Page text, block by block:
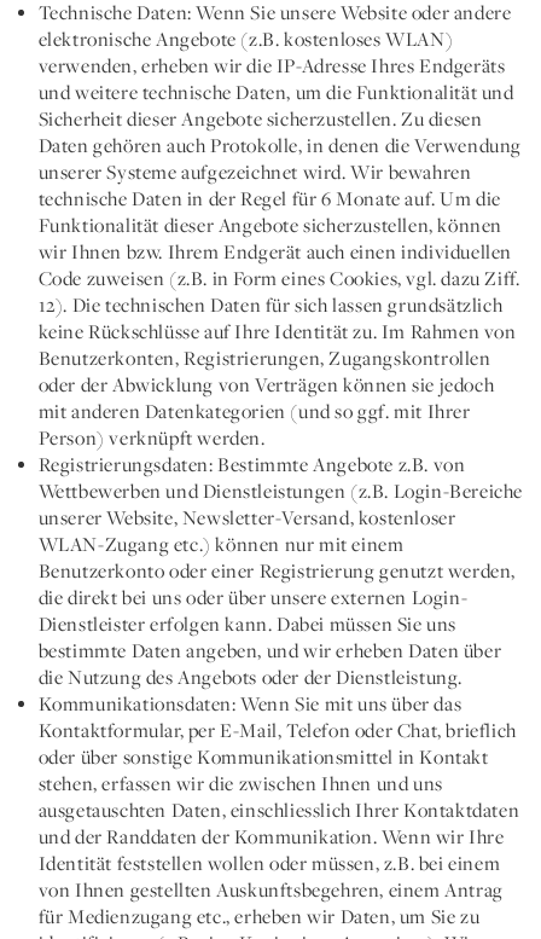
Technische Daten: Wenn Sie unsere Website oder andere
elektronische Angebote (z.B. kostenloses WLAN)
verwenden, erheben wir die IP-Adresse Ihres Endgeräts
und weitere technische Daten, um die Funktionalität und
Sicherheit dieser Angebote sicherzustellen. Zu diesen
Daten gehören auch Protokolle, in denen die Verwendung
unserer Systeme aufgezeichnet wird. Wir bewahren
technische Daten in der Regel für 6 Monate auf. Um die
Funktionalität dieser Angebote sicherzustellen, können
wir Ihnen bzw. Ihrem Endgerät auch einen individuellen
Code zuweisen (z.B. in Form eines Cookies, vgl. dazu Ziff.
12). Die technischen Daten für sich lassen grundsätzlich
keine Rückschlüsse auf Ihre Identität zu. Im Rahmen von
Benutzerkonten, Registrierungen, Zugangskontrollen
oder der Abwicklung von Verträgen können sie jedoch
mit anderen Datenkategorien (und so ggf. mit Ihrer
Person) verknüpft werden.
Registrierungsdaten: Bestimmte Angebote z.B. von
Wettbewerben und Dienstleistungen (z.B. Login-Bereiche
unserer Website, Newsletter-Versand, kostenloser
WLAN-Zugang etc.) können nur mit einem
Benutzerkonto oder einer Registrierung genutzt werden,
die direkt bei uns oder über unsere externen Login-
Dienstleister erfolgen kann. Dabei müssen Sie uns
bestimmte Daten angeben, und wir erheben Daten über
die Nutzung des Angebots oder der Dienstleistung.
Kommunikationsdaten: Wenn Sie mit uns über das
Kontaktformular, per E-Mail, Telefon oder Chat, brieflich
oder über sonstige Kommunikationsmittel in Kontakt
stehen, erfassen wir die zwischen Ihnen und uns
ausgetauschten Daten, einschliesslich Ihrer Kontaktdaten
und der Randdaten der Kommunikation. Wenn wir Ihre
Identität feststellen wollen oder müssen, z.B. bei einem
von Ihnen gestellten Auskunftsbegehren, einem Antrag
für Medienzugang etc., erheben wir Daten, um Sie zu